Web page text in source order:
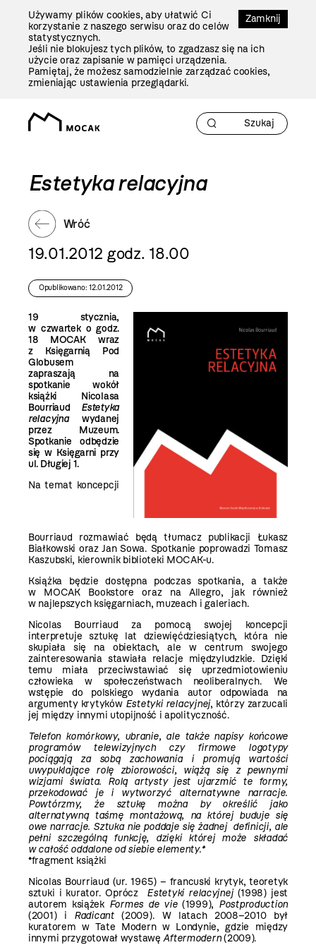
Zamknij
Używamy plików cookies, aby ułatwić Ci
korzystanie z naszego serwisu oraz do celów
statystycznych.
Jeśli nie blokujesz tych plików, to zgadzasz się na ich
użycie oraz zapisanie w pamięci urządzenia.
Pamiętaj, że możesz samodzielnie zarządzać cookies,
zmieniając ustawienia przeglądarki.
Estetyka relacyjna
Wróć
19.01.2012 godz. 18.00
Opublikowano: 12.01.2012
19 stycznia,
w czwartek o godz.
18 MOCAK wraz
z Księgarnią Pod
Globusem
zapraszają na
spotkanie wokół
książki Nicolasa
Bourriaud Estetyka
relacyjnawydanej
przez Muzeum.
Spotkanie odbędzie
się w Księgarni przy
ul. Długiej 1.
Na temat koncepcji
Bourriaud rozmawiać będą tłumacz publikacji Łukasz
Białkowski oraz Jan Sowa. Spotkanie poprowadzi Tomasz
Kaszubski, kierownik biblioteki MOCAK-u.
Książka będzie dostępna podczas spotkania, a także
w MOCAK Bookstore oraz na Allegro, jak również
w najlepszych księgarniach, muzeach i galeriach.
Nicolas Bourriaud za pomocą swojej koncepcji
interpretuje sztukę lat dziewięćdziesiątych, która nie
skupiała się na obiektach, ale w centrum swojego
zainteresowania stawiała relacje międzyludzkie. Dzięki
temu miała przeciwstawiać się uprzedmiotowieniu
człowieka w społeczeństwach neoliberalnych. We
wstępie do polskiego wydania autor odpowiada na
argumenty krytyków Estetyki relacyjnej, którzy zarzucali
jej między innymi utopijność i apolityczność.
Telefon komórkowy, ubranie, ale także napisy końcowe
programów telewizyjnych czy firmowe logotypy
pociągają za sobą zachowania i promują wartości
uwypuklające rolę zbiorowości, wiążą się z pewnymi
wizjami świata. Rolą artysty jest ujarzmić te formy,
przekodować je i wytworzyć alternatywne narracje.
Powtórzmy, że sztukę można by określić jako
alternatywną taśmę montażową, na której buduje się
owe narracje. Sztuka nie poddaje się żadnej definicji, ale
pełni szczególną funkcję, dzięki której może składać
w całość oddalone od siebie elementy.*
*fragment książki
Nicolas Bourriaud (ur. 1965) – francuski krytyk, teoretyk
sztuki i kurator. Oprócz Estetyki relacyjnej(1998) jest
autorem książek Formes de vie(1999), Postproduction
(2001) i Radicant(2009). W latach 2008–2010 był
kuratorem w Tate Modern w Londynie, gdzie między
innymi przygotował wystawęAftermodern(2009).